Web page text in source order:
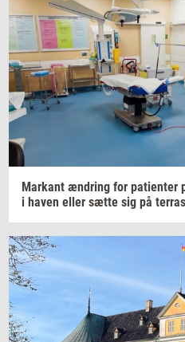
Mar­kant æn­dring for pa­tien­ter
i haven eller sætte sig på